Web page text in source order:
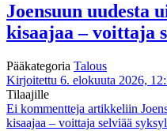
Joensuun uudesta
kisaajaa – voittaja
Pääkategoria Talous
Kirjoitettu 6. elokuuta 2026,
Tilaajille
Ei kommentteja artikkeliin
kisaajaa – voittaja selviää